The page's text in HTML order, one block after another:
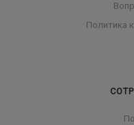
Политика